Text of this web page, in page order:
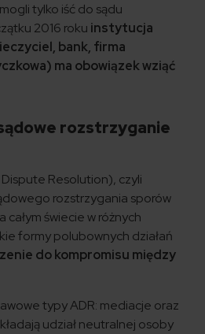
tylko iść do sądu
2016 roku instytucja
bank, firma
ma obowiązek wziąć
rozstrzyganie
Resolution), czyli
rozstrzygania sporów
świecie w różnych
formy polubownych działań
do kompromisu między
typy ADR: mediacje oraz
udział neutralnej osoby